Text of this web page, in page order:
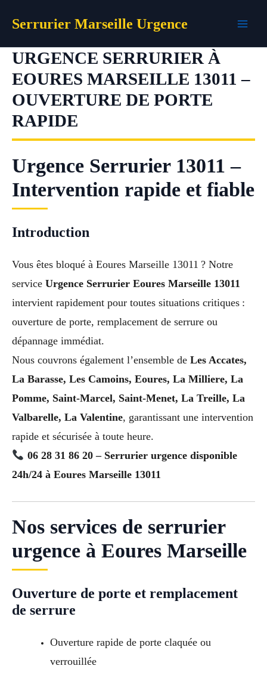
Serrurier Marseille Urgence
URGENCE SERRURIER À
EOURES MARSEILLE 13011 –
OUVERTURE DE PORTE
RAPIDE
Urgence Serrurier 13011 –
Intervention rapide et fiable
Introduction
Vous êtes bloqué à Eoures Marseille 13011 ? Notre
service Urgence Serrurier Eoures Marseille 13011
intervient rapidement pour toutes situations critiques :
ouverture de porte, remplacement de serrure ou
dépannage immédiat.
Nous couvrons également l’ensemble de Les Accates,
La Barasse, Les Camoins, Eoures, La Milliere, La
Pomme, Saint-Marcel, Saint-Menet, La Treille, La
Valbarelle, La Valentine, garantissant une intervention
rapide et sécurisée à toute heure.
06 28 31 86 20 – Serrurier urgence disponible
24h/24 à Eoures Marseille 13011
Nos services de serrurier
urgence à Eoures Marseille
Ouverture de porte et remplacement
de serrure
Ouverture rapide de porte claquée ou
verrouillée